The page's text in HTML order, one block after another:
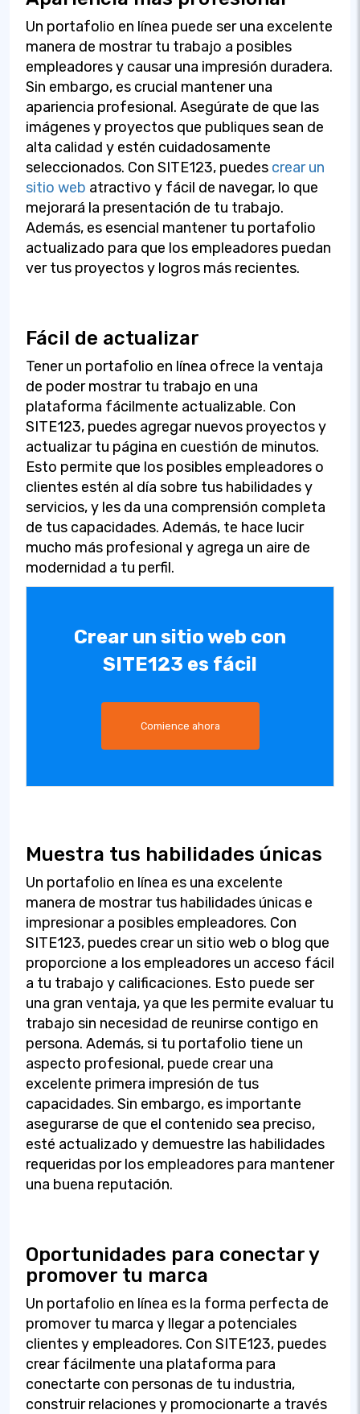
Un portafolio en línea puede ser una excelente
manera de mostrar tu trabajo a posibles
empleadores y causar una impresión duradera.
Sin embargo, es crucial mantener una
apariencia profesional. Asegúrate de que las
imágenes y proyectos que publiques sean de
alta calidad y estén cuidadosamente
seleccionados. Con SITE123, puedes crear un
sitio web atractivo y fácil de navegar, lo que
mejorará la presentación de tu trabajo.
Además, es esencial mantener tu portafolio
actualizado para que los empleadores puedan
ver tus proyectos y logros más recientes.
Fácil de actualizar
Tener un portafolio en línea ofrece la ventaja
de poder mostrar tu trabajo en una
plataforma fácilmente actualizable. Con
SITE123, puedes agregar nuevos proyectos y
actualizar tu página en cuestión de minutos.
Esto permite que los posibles empleadores o
clientes estén al día sobre tus habilidades y
servicios, y les da una comprensión completa
de tus capacidades. Además, te hace lucir
mucho más profesional y agrega un aire de
modernidad a tu perfil.
Crear un sitio web con
SITE123 es fácil
Comience ahora
Muestra tus habilidades únicas
Un portafolio en línea es una excelente
manera de mostrar tus habilidades únicas e
impresionar a posibles empleadores. Con
SITE123, puedes crear un sitio web o blog que
proporcione a los empleadores un acceso fácil
a tu trabajo y calificaciones. Esto puede ser
una gran ventaja, ya que les permite evaluar tu
trabajo sin necesidad de reunirse contigo en
persona. Además, si tu portafolio tiene un
aspecto profesional, puede crear una
excelente primera impresión de tus
capacidades. Sin embargo, es importante
asegurarse de que el contenido sea preciso,
esté actualizado y demuestre las habilidades
requeridas por los empleadores para mantener
una buena reputación.
Oportunidades para conectar y
promover tu marca
Un portafolio en línea es la forma perfecta de
promover tu marca y llegar a potenciales
clientes y empleadores. Con SITE123, puedes
crear fácilmente una plataforma para
conectarte con personas de tu industria,
construir relaciones y promocionarte a través